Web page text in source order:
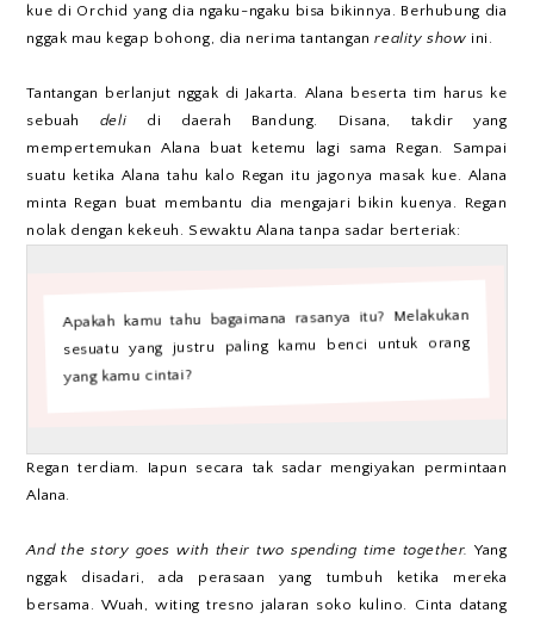
kue di Orchid yang dia ngaku-ngaku bisa bikinnya. Berhubung dia
nggak mau kegap bohong, dia nerima tantanganreality show ini.
Tantangan berlanjut nggak di Jakarta. Alana beserta tim harus ke
sebuah deli di daerah Bandung. Disana, takdir yang
mempertemukan Alana buat ketemu lagi sama Regan. Sampai
suatu ketika Alana tahu kalo Regan itu jagonya masak kue. Alana
minta Regan buat membantu dia mengajari bikin kuenya. Regan
nolak dengan kekeuh. Sewaktu Alana tanpa sadar berteriak:
Apakah kamu tahu bagaimana rasanya itu? Melakukan
sesuatu yang justru paling kamu benci untuk orang
yang kamu cintai?
Regan terdiam. Iapun secara tak sadar mengiyakan permintaan
Alana.
And the story goes with their two spending time together. Yang
nggak disadari, ada perasaan yang tumbuh ketika mereka
bersama. Wuah, witing tresno jalaran soko kulino. Cinta datang